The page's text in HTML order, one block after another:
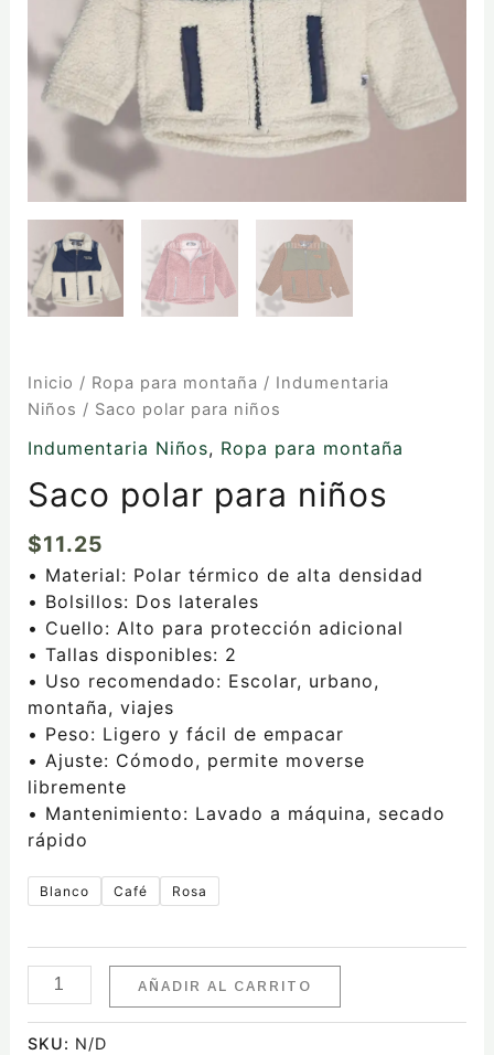
Inicio / Ropa para montaña / Indumentaria
Niños / Saco polar para niños
Indumentaria Niños, Ropa para montaña
Saco polar para niños
$11.25
• Material: Polar térmico de alta densidad
• Bolsillos: Dos laterales
• Cuello: Alto para protección adicional
• Tallas disponibles: 2
• Uso recomendado: Escolar, urbano,
montaña, viajes
• Peso: Ligero y fácil de empacar
• Ajuste: Cómodo, permite moverse
libremente
• Mantenimiento: Lavado a máquina, secado
rápido
Blanco Café Rosa
AÑADIR AL CARRITO
SKU: N/D